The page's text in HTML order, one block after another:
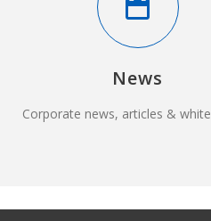
News
Corporate news, articles &